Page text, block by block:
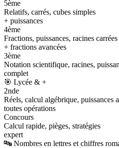
5ème
Relatifs, carrés, cubes simples
+ puissances
4ème
Fractions, puissances, racines carrées
+ fractions avancées
3ème
Notation scientifique, racines,
complet
🎯 Lycée & +
2nde
Réels, calcul algébrique, puissances
toutes opérations
Concours
Calcul rapide, pièges, stratégies
expert
🔤 Nombres en lettres et chiffres